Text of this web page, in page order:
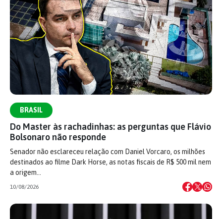
BRASIL
Do Master às rachadinhas: as perguntas que Flávio
Bolsonaro não responde
Senador não esclareceu relação com Daniel Vorcaro, os milhões
destinados ao filme Dark Horse, as notas fiscais de R$ 500 mil nem
a origem…
10/08/2026